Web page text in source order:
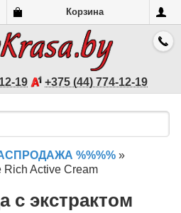
Корзина
19 +375 (44) 774-12-19
%%%% »
Rich Active Cream
с экстрактом